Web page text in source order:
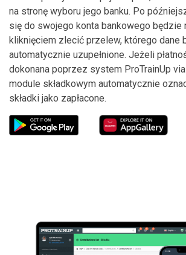
na stronę wyboru jego banku. Po
się do swojego konta bankowego będzie
kliknięciem zlecić przelew, którego dane
automatycznie uzupełnione. Jeżeli
dokonana poprzez system ProTrainUp
module składkowym automatycznie
składki jako zapłacone.